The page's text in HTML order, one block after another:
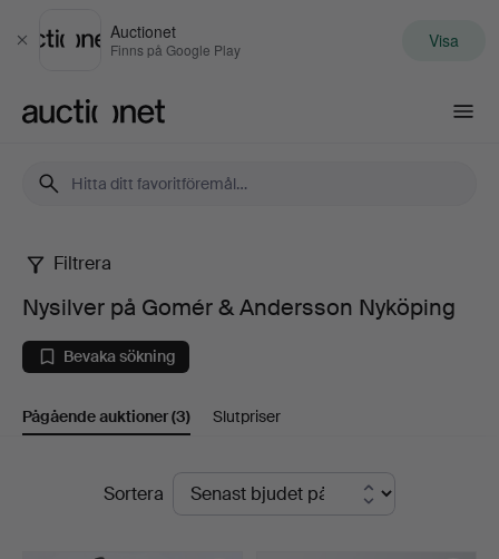
Stäng
Auctionet
Finns på Google Play Visa
Nysilver
på
Gomér
&
Andersson
Filtrera
Nysilver på Gomér & Andersson Nyköping
Bevaka sökning
Pågående auktioner(3) Slutpriser
PågåendeSortera